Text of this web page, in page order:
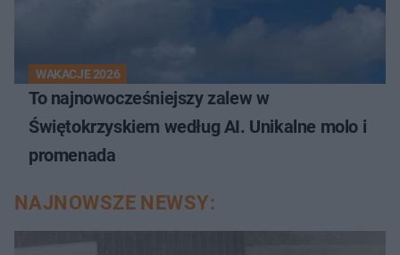
WAKACJE 2026
To najnowocześniejszy zalew w
Świętokrzyskiem według AI. Unikalne molo i
promenada
NAJNOWSZE NEWSY: